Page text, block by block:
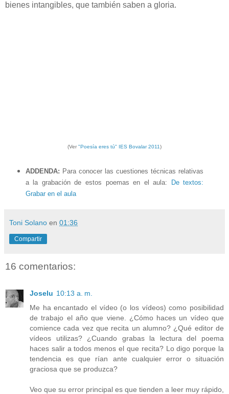
bienes intangibles, que también saben a gloria.
(Ver "Poesía eres tú" IES Bovalar 2011)
ADDENDA: Para conocer las cuestiones técnicas relativas
a la grabación de estos poemas en el aula:
De textos:
Grabar en el aula
Toni Solano en 01:36
Compartir
16 comentarios:
Joselu 10:13 a. m.
Me ha encantado el vídeo (o los vídeos) como posibilidad
de trabajo el año que viene. ¿Cómo haces un vídeo que
comience cada vez que recita un alumno? ¿Qué editor de
vídeos utilizas? ¿Cuando grabas la lectura del poema
haces salir a todos menos el que recita? Lo digo porque la
tendencia es que rían ante cualquier error o situación
graciosa que se produzca?
Veo que su error principal es que tienden a leer muy rápido,